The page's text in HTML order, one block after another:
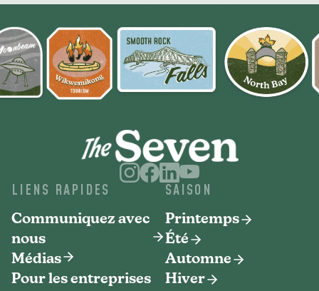
LIENS RAPIDES
Communiquez avec
nous
Médias
Pour les entreprises
SAISON
Printemps
Été
Automne
Hiver